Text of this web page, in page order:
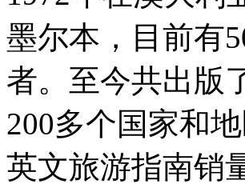
墨尔本，目前有
者。至今共出版
200多个国家和
英文旅游指南销